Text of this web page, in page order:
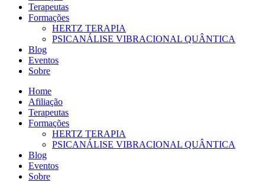
Terapeutas
Formações
HERTZ TERAPIA
PSICANÁLISE VIBRACIONAL QUÂNTICA
Blog
Eventos
Sobre
Home
Afiliação
Terapeutas
Formações
HERTZ TERAPIA
PSICANÁLISE VIBRACIONAL QUÂNTICA
Blog
Eventos
Sobre